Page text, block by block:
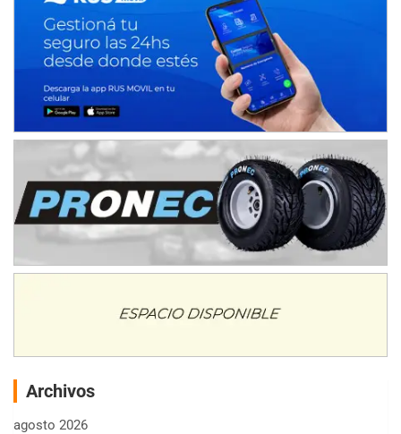
Archivos
agosto 2026